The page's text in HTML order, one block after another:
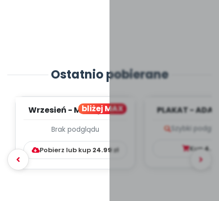
Ostatnio pobierane
bliżej MAX
Wrzesień - MIESIĘCZNY
WYCHOWAWCZO –
DYDAKTYC...
Brak podglądu
Pobierz lub kup 24.99 zł
PLAKAT -
Szybki
Kup